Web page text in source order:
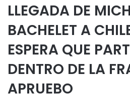
LLEGADA DE
BACHELET A
ESPERA QUE
DENTRO DE LA
APRUEBO